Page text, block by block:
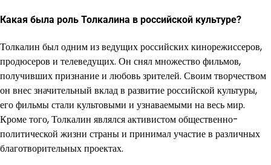
Какая была роль Толкалина в российской культуре?
Толкалин был одним из ведущих российских кинорежиссеров,
продюсеров и телеведущих. Он снял множество фильмов,
получивших признание и любовь зрителей. Своим творчеством
он внес значительный вклад в развитие российской культуры,
его фильмы стали культовыми и узнаваемыми на весь мир.
Кроме того, Толкалин являлся активистом общественно-
политической жизни страны и принимал участие в различных
благотворительных проектах.